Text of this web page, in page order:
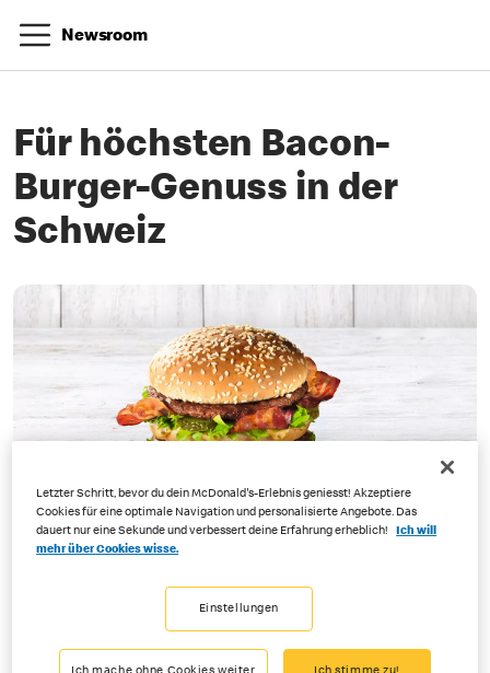
Newsroom
Für höchsten Bacon-
Burger-Genuss in der
Schweiz
10-01-2018
McDonald’s X Malbuner
Für höchsten Bacon-
Letzter Schritt, bevor du dein McDonald's-Erlebnis geniesst! Akzeptiere
Cookies für eine optimale Navigation und personalisierte Angebote. Das
dauert nur eine Sekunde und verbessert deine Erfahrung erheblich!
Ich will
mehr über Cookies wisse.
Einstellungen